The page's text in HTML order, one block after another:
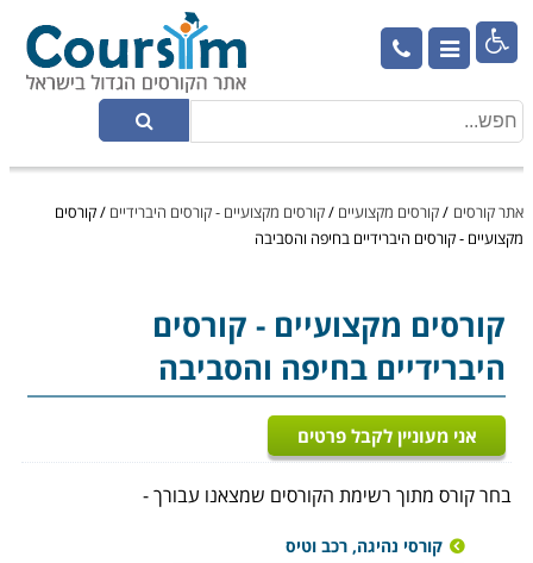

אתר קורסים /קורסים מקצועיים /קורסים מקצועיים - קורסים היברידיים /קורסים
מקצועיים - קורסים היברידיים בחיפה והסביבה
קורסים מקצועיים - קורסים
היברידיים בחיפה והסביבה
אני מעוניין לקבל פרטים
בחר קורס מתוך רשימת הקורסים שמצאנו עבורך -
קורסי נהיגה, רכב וטיס